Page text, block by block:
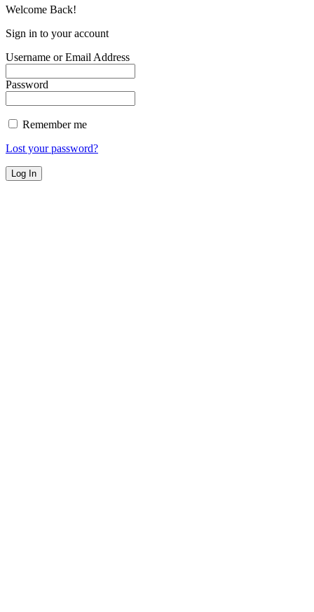
Welcome Back!
Sign in to your account
Username or Email Address
Password
Remember me
Lost your password?